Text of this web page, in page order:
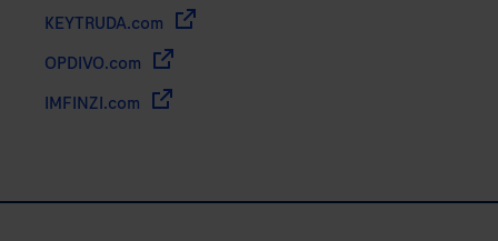
KEYTRUDA.com
OPDIVO.com
IMFINZI.com